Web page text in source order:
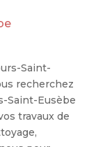
Saint-
recherchez
Saint-Eusèbe
travaux de